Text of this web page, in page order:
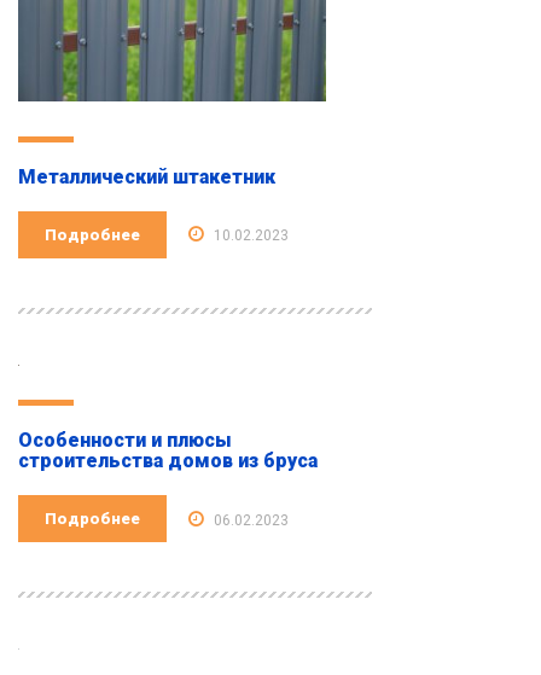
Металлический штакетник
Подробнее 10.02.2023
Особенности и плюсы
строительства домов из бруса
Подробнее 06.02.2023